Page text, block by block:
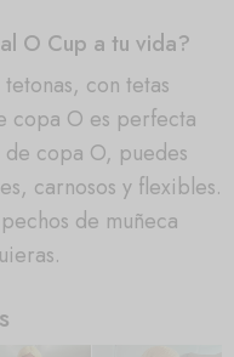
O Cup a tu vida?
con tetas
copa O es perfecta
de copa O, puedes
carnosos y flexibles.
de muñeca